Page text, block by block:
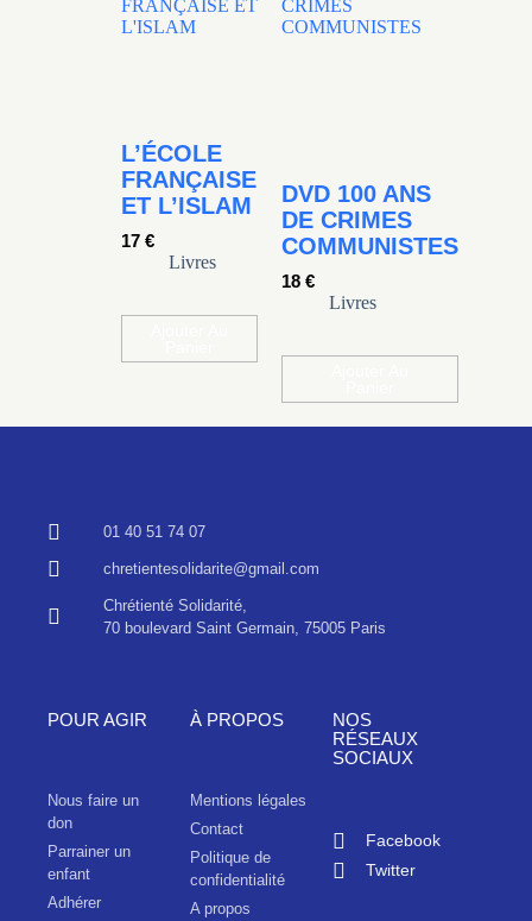
L’ÉCOLE
FRANÇAISE
ET L’ISLAM
17 €
Livres
DVD 100 ANS
DE CRIMES
COMMUNISTES
18€
Livres
01 40 51 74 07
chretientesolidarite@gmail.com
Chrétienté Solidarité,
70 boulevard Saint Germain, 75005 Paris
POUR AGIR
Nous faire un
don
Parrainer un
enfant
Adhérer
À PROPOS
Mentions légales
Contact
Politique de
confidentialité
A propos
NOS
RÉSEAUX
SOCIAUX
Facebook
Twitter